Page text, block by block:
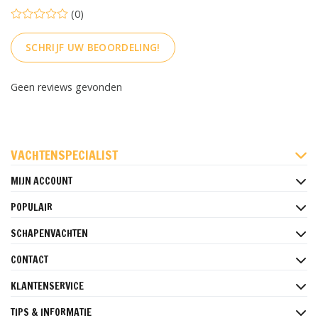
(0)
SCHRIJF UW BEOORDELING!
Geen reviews gevonden
VACHTENSPECIALIST
MIJN ACCOUNT
POPULAIR
SCHAPENVACHTEN
CONTACT
KLANTENSERVICE
TIPS & INFORMATIE